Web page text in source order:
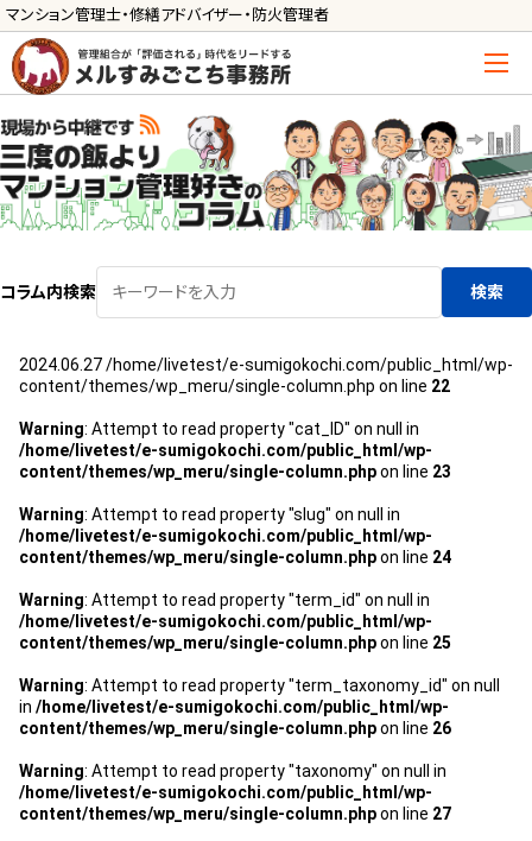
マンション管理士・修繕アドバイザー・防火管理者
コラム内検索 検索
2024.06.27/home/livetest/e-sumigokochi.com/public_html/wp-
content/themes/wp_meru/single-column.php on line 22
Warning: Attempt to read property "cat_ID" on null in
/home/livetest/e-sumigokochi.com/public_html/wp-
content/themes/wp_meru/single-column.phpon line 23
Warning: Attempt to read property "slug" on null in
/home/livetest/e-sumigokochi.com/public_html/wp-
content/themes/wp_meru/single-column.phpon line 24
Warning: Attempt to read property "term_id" on null in
/home/livetest/e-sumigokochi.com/public_html/wp-
content/themes/wp_meru/single-column.phpon line 25
Warning: Attempt to read property "term_taxonomy_id" on null
in /home/livetest/e-sumigokochi.com/public_html/wp-
content/themes/wp_meru/single-column.phpon line 26
Warning: Attempt to read property "taxonomy" on null in
/home/livetest/e-sumigokochi.com/public_html/wp-
content/themes/wp_meru/single-column.phpon line 27
管理士の活用方法
ご利用の流れ »
サービス一覧
管理組合運営
メルのプロ理事長 »
管理契約見直しドクター »
管理費カイゼン隊 »
長期修繕カウンセリングサービス »
メルの防火管理者